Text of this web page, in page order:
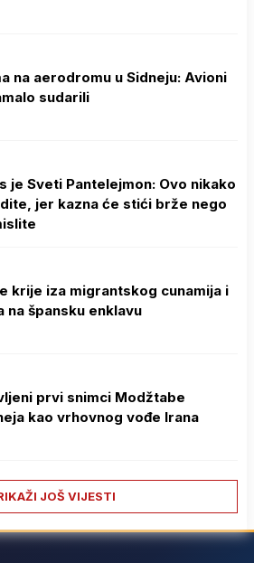
na aerodromu u Sidneju: Avioni
sudarili
je Sveti Pantelejmon: Ovo nikako
jer kazna će stići brže nego
krije iza migrantskog cunamija i
na špansku enklavu
prvi snimci Modžtabe
kao vrhovnog vođe Irana
JOŠ VIJESTI